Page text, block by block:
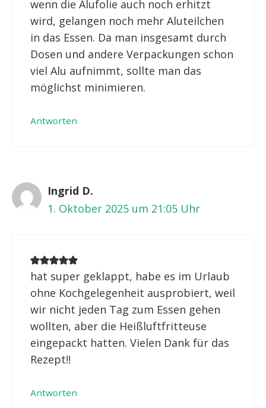
wenn die Alufolie auch noch erhitzt
wird, gelangen noch mehr Aluteilchen
in das Essen. Da man insgesamt durch
Dosen und andere Verpackungen schon
viel Alu aufnimmt, sollte man das
möglichst minimieren.
Antworten
Ingrid D.
1. Oktober 2025 um 21:05 Uhr
hat super geklappt, habe es im Urlaub
ohne Kochgelegenheit ausprobiert, weil
wir nicht jeden Tag zum Essen gehen
wollten, aber die Heißluftfritteuse
eingepackt hatten. Vielen Dank für das
Rezept!!
Antworten